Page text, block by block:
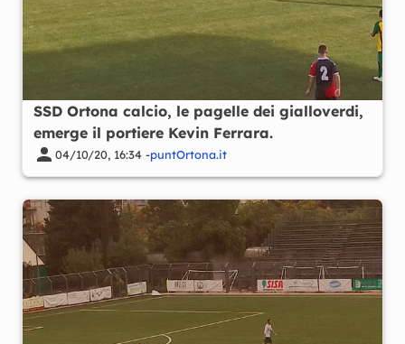
SSD Ortona calcio, le pagelle dei gialloverdi,
emerge il portiere Kevin Ferrara.
04/10/20, 16:34 -puntOrtona.it